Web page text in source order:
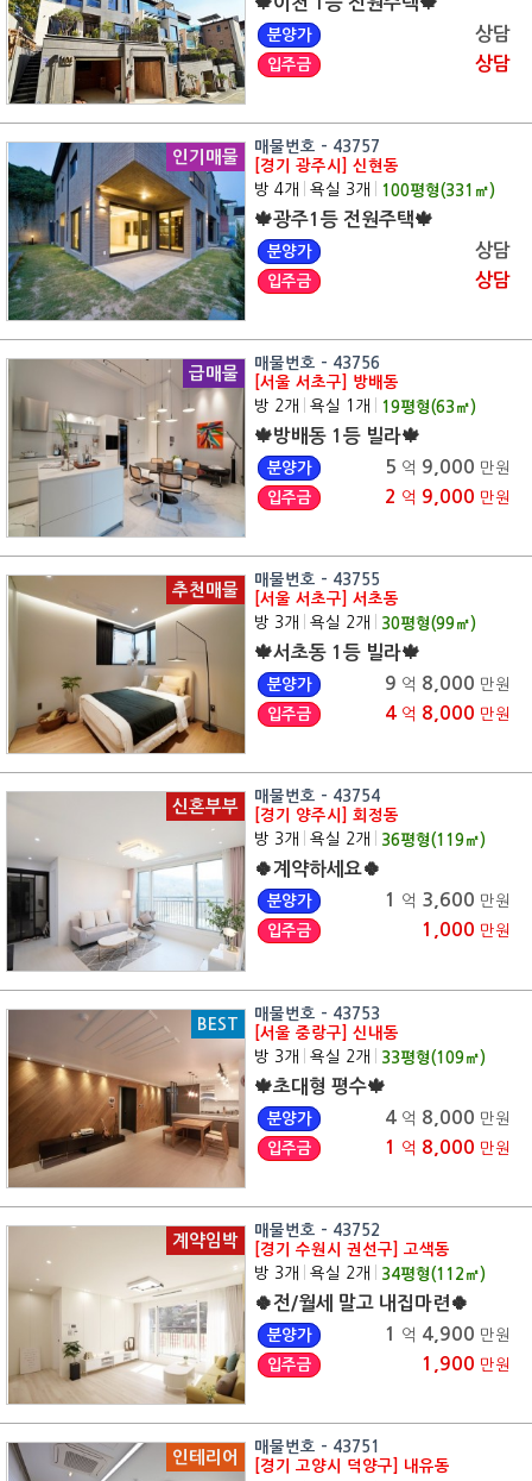
분양가 상담
입주금 상담
인기매물
매물번호 - 43757
[경기 광주시] 신현동
방 4개
욕실 3개 100평형(331 ㎡)
🍁광주1등 전원주택🍁
분양가 상담
입주금 상담
급매물
매물번호 - 43756
[서울 서초구] 방배동
방 2개
욕실 1개 19평형(63㎡)
🍁방배동 1등 빌라🍁
분양가 5 억 9,000 만원
입주금
2 억 9,000 만원
추천매물
매물번호 - 43755
[서울 서초구] 서초동
방 3개
욕실 2개 30평형(99㎡)
🍁서초동 1등 빌라🍁
분양가 9 억 8,000 만원
입주금
4 억 8,000 만원
신혼부부
매물번호 - 43754
[경기 양주시] 회정동
방 3개
욕실 2개 36평형(119㎡)
🍀계약하세요🍀
분양가 1 억 3,600 만원
입주금
1,000 만원
BEST
매물번호 - 43753
[서울 중랑구] 신내동
방 3개
욕실 2개 33평형(109㎡)
🍁초대형 평수🍁
분양가 4 억 8,000 만원
입주금
1 억 8,000 만원
계약임박
매물번호 - 43752
[경기 수원시 권선구] 고색동
방 3개
욕실 2개 34평형(112 ㎡)
🍀전/월세 말고 내집마련🍀
분양가 1 억 4,900 만원
입주금
1,900 만원
인테리어
매물번호 - 43751
[경기 고양시 덕양구] 내유동